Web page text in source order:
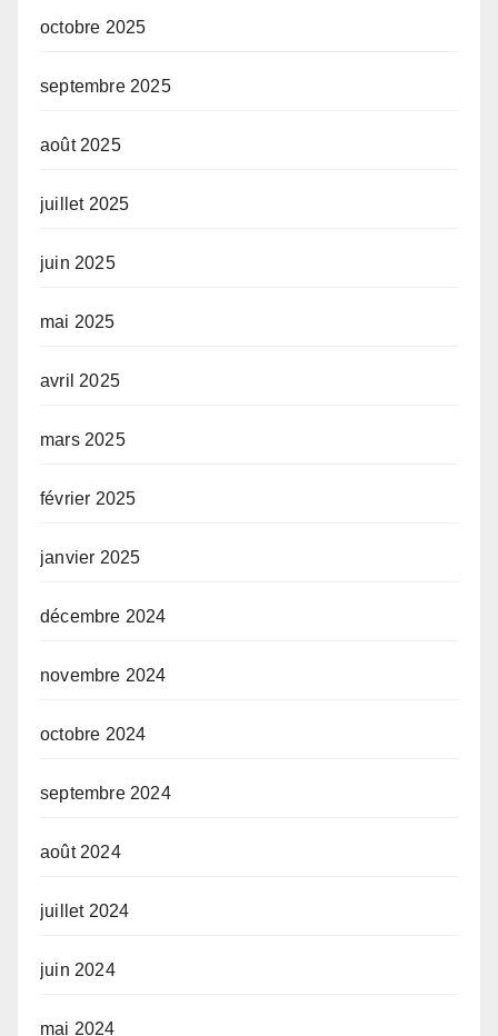
octobre 2025
septembre 2025
août 2025
juillet 2025
juin 2025
mai 2025
avril 2025
mars 2025
février 2025
janvier 2025
décembre 2024
novembre 2024
octobre 2024
septembre 2024
août 2024
juillet 2024
juin 2024
mai 2024